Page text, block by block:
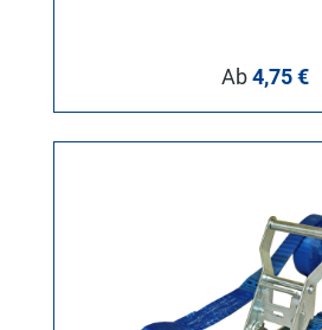
Regulärer
Ab4,75 €